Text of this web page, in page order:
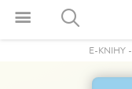
E-KNIHY-